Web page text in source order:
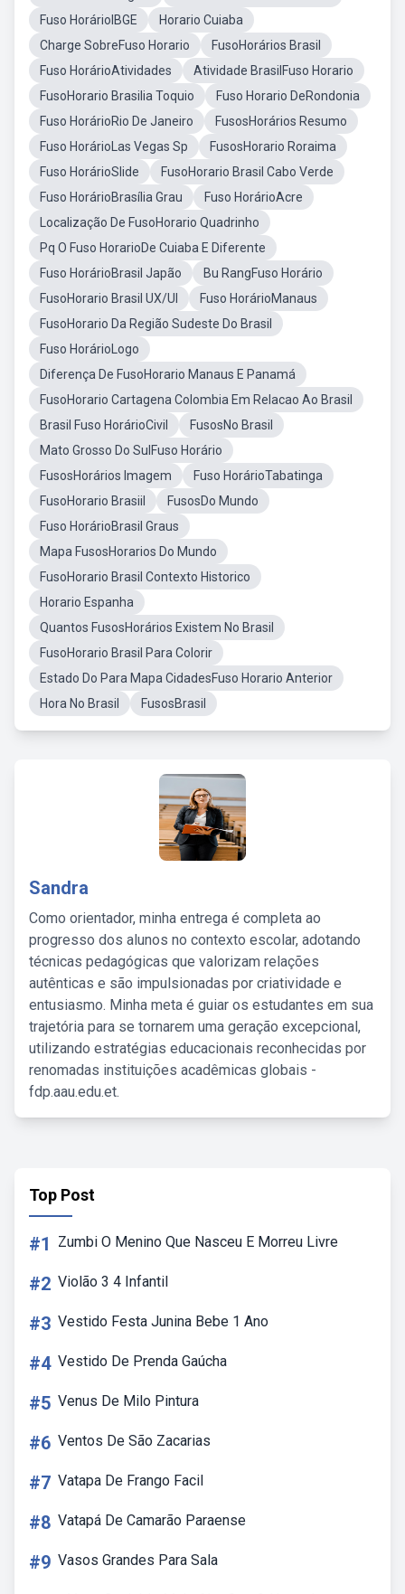
Fuso HorárioIBGE
Horario Cuiaba
Charge SobreFuso Horario
FusoHorários Brasil
Fuso HorárioAtividades
Atividade BrasilFuso Horario
FusoHorario Brasilia Toquio
Fuso Horario DeRondonia
Fuso HorárioRio De Janeiro
FusosHorários Resumo
Fuso HorárioLas Vegas Sp
FusosHorario Roraima
Fuso HorárioSlide
FusoHorario Brasil Cabo Verde
Fuso HorárioBrasília Grau
Fuso HorárioAcre
Localização De FusoHorario Quadrinho
Pq O Fuso HorarioDe Cuiaba E Diferente
Fuso HorárioBrasil Japão
Bu RangFuso Horário
FusoHorario Brasil UX/UI
Fuso HorárioManaus
FusoHorario Da Região Sudeste Do Brasil
Fuso HorárioLogo
Diferença De FusoHorario Manaus E Panamá
FusoHorario Cartagena Colombia Em Relacao Ao Brasil
Brasil Fuso HorárioCivil
FusosNo Brasil
Mato Grosso Do SulFuso Horário
FusosHorários Imagem
Fuso HorárioTabatinga
FusoHorario Brasiil
FusosDo Mundo
Fuso HorárioBrasil Graus
Mapa FusosHorarios Do Mundo
FusoHorario Brasil Contexto Historico
Horario Espanha
Quantos FusosHorários Existem No Brasil
FusoHorario Brasil Para Colorir
Estado Do Para Mapa CidadesFuso Horario Anterior
Hora No Brasil
FusosBrasil
Sandra
Como orientador, minha entrega é completa ao
progresso dos alunos no contexto escolar, adotando
técnicas pedagógicas que valorizam relações
autênticas e são impulsionadas por criatividade e
entusiasmo. Minha meta é guiar os estudantes em sua
trajetória para se tornarem uma geração excepcional,
utilizando estratégias educacionais reconhecidas por
renomadas instituições acadêmicas globais -
fdp.aau.edu.et.
Top Post
#1 Zumbi O Menino Que Nasceu E Morreu Livre
#2 Violão 3 4 Infantil
#3 Vestido Festa Junina Bebe 1 Ano
#4 Vestido De Prenda Gaúcha
#5 Venus De Milo Pintura
#6 Ventos De São Zacarias
#7 Vatapa De Frango Facil
#8 Vatapá De Camarão Paraense
#9 Vasos Grandes Para Sala